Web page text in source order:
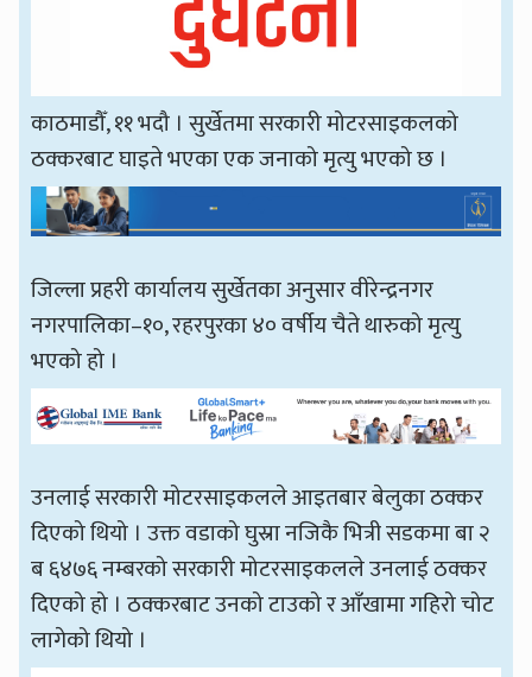
काठमाडौँ, ११ भदौ । सुर्खेतमा सरकारी मोटरसाइकलको
ठक्करबाट घाइते भएका एक जनाको मृत्यु भएको छ ।
जिल्ला प्रहरी कार्यालय सुर्खेतका अनुसार वीरेन्द्रनगर
नगरपालिका–१०, रहरपुरका ४० वर्षीय चैते थारुको मृत्यु
भएको हो ।
उनलाई सरकारी मोटरसाइकलले आइतबार बेलुका ठक्कर
दिएको थियो । उक्त वडाको घुस्रा नजिकै भित्री सडकमा बा २
ब ६४७६ नम्बरको सरकारी मोटरसाइकलले उनलाई ठक्कर
दिएको हो । ठक्करबाट उनको टाउको र आँखामा गहिरो चोट
लागेको थियो ।